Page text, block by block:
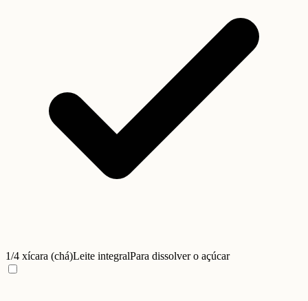
1/4 xícara (chá)Leite integralPara dissolver o açúcar